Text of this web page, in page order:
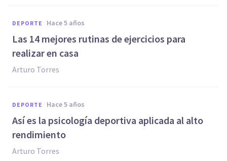
DEPORTE hace 5 años
Las 14 mejores rutinas de ejercicios para
realizar en casa
Arturo Torres
DEPORTE hace 5 años
Así es la psicología deportiva aplicada al alto
rendimiento
Arturo Torres